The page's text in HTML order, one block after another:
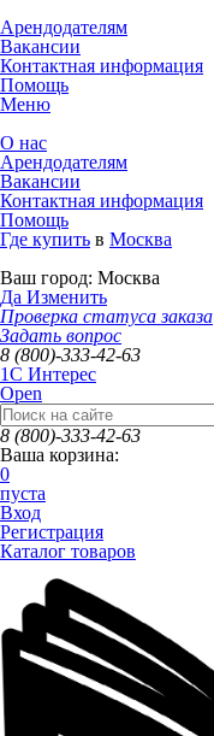
Арендодателям
Вакансии
Контактная информация
Помощь
Меню
О нас
Арендодателям
Вакансии
Контактная информация
Помощь
Где купить в Москва
Ваш город: Москва
Да Изменить
Проверка статуса заказа
Задать вопрос
8 (800)-333-42-63
1C Интерес
Open
8 (800)-333-42-63
Ваша корзина:
0
пуста
Вход
Регистрация
Каталог товаров